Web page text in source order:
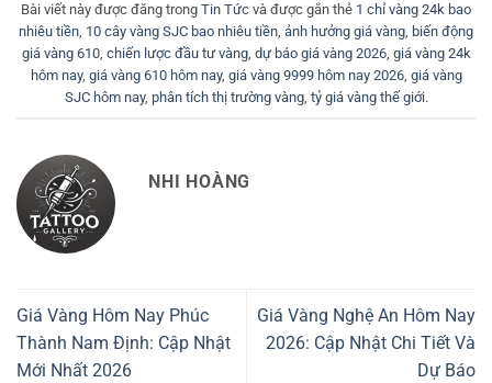
Bài viết này được đăng trong Tin Tức và được gắn thẻ 1 chỉ vàng 24k bao
nhiêu tiền, 10 cây vàng SJC bao nhiêu tiền, ảnh hưởng giá vàng, biến động
giá vàng 610, chiến lược đầu tư vàng, dự báo giá vàng 2026, giá vàng 24k
hôm nay, giá vàng 610 hôm nay, giá vàng 9999 hôm nay 2026, giá vàng
SJC hôm nay, phân tích thị trường vàng, tỷ giá vàng thế giới.
NHI HOÀNG
Giá Vàng Hôm Nay Phúc
Thành Nam Định: Cập Nhật
Mới Nhất 2026
Giá Vàng Nghệ An Hôm Nay
2026: Cập Nhật Chi Tiết Và
Dự Báo